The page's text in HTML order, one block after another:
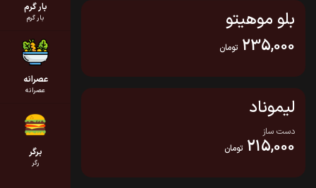
بار گرم
بار گرم
عصرانه
عصرانه
برگر
رگر
بلو موهیتو
235,000 تومان
لیموناد
دست ساز
215,000 تومان